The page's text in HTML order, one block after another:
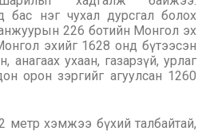
бас нэг чухал дурсгал болох
226 ботийн Монгол эх
эхийг 1628 онд бүтээсэн
анагаах ухаан, газарзүй, урлаг
орон зэргийг агуулсан 1260
метр хэмжээ бүхий талбайтай,